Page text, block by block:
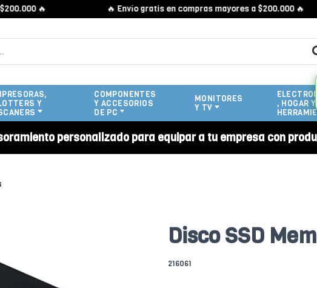
🔥 🔥 Envío gratis en compras mayores a $200.000 🔥
Y
COMPONENTES
Y ACCESORIOS
DE PC
MONITORES
Y TV
, HOGAR Y
personalizado para equipar a tu empresa con
Disco SSD
216061